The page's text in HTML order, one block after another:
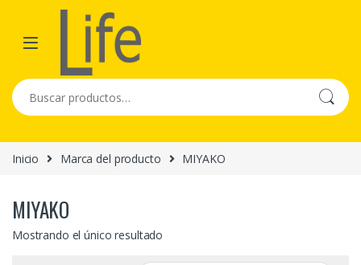
Skip to navigation
Skip to content
Buscar por:
Inicio Marca del producto MIYAKO
MIYAKO
Mostrando el único resultado